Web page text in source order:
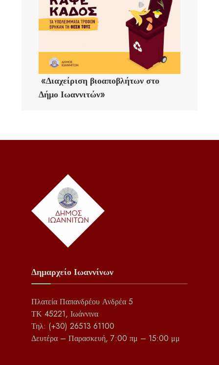
«Διαχείριση βιοαποβλήτων στο
Δήμο Ιωαννιτών»
Δημαρχείο Ιωαννίνων
Πλατεία Παπανδρέου Ανδρέα 5
ΤΚ 45221, Ιωάννινα
Τηλ: (+30) 26513 61100
Δευτέρα – Παρασκευή, 7:00 πμ – 15:00 μμ